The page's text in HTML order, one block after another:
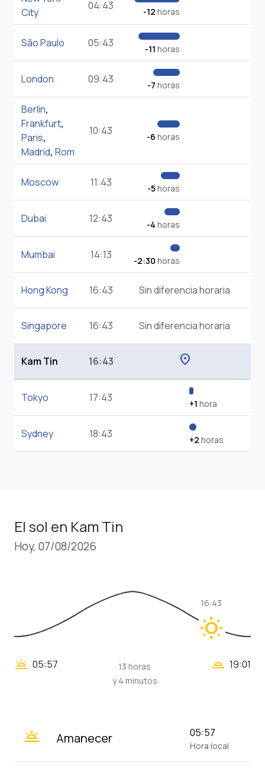
City
04:43 -12 horas
São Paulo 05:43 -11 horas
London 09:43 -7 horas
Berlin,
Frankfurt,
Paris,
Madrid, Rom
10:43 -6 horas
Moscow 11:43 -5horas
Dubai 12:43 -4 horas
Mumbai 14:13 -2:30 horas
Hong Kong 16:43 Sin diferencia horaria
Singapore 16:43 Sin diferencia horaria
Kam Tin 16:43 location_on
Tokyo 17:43 +1 hora
Sydney 18:43 +2 horas
El sol en Kam Tin
Hoy, 07/08/2026
wb_sunny
16:43
wb_twilight 05:57
13 horas
y 4 minutos
wb_twilight_2 19:01
wb_twilight Amanecer 05:57
Hora local